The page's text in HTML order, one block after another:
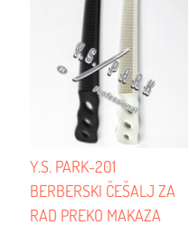
Y.S. PARK-201
BERBERSKI ČEŠALJ ZA
RAD PREKO MAKAZA